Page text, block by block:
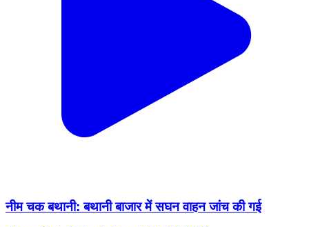
नीम चक बथानी: बथानी बाजार में सघन वाहन जांच की गई